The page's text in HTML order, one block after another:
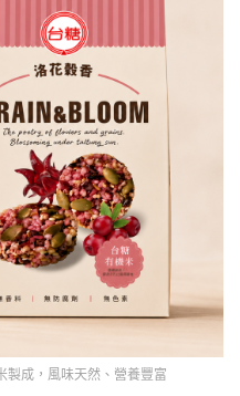
製成，風味天然、營養豐富